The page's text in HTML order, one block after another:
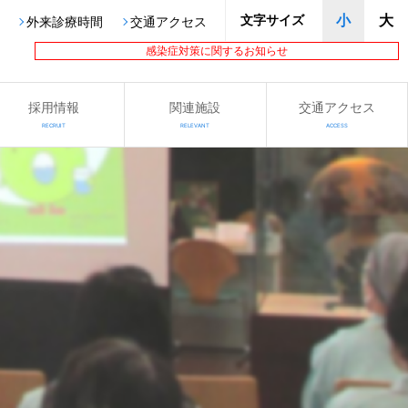
感染症対策に関するお知らせ
外来診療時間 交通アクセス 文字サイズ 小 大
採用情報
RECRUIT
関連施設
RELEVANT
交通アクセス
ACCESS